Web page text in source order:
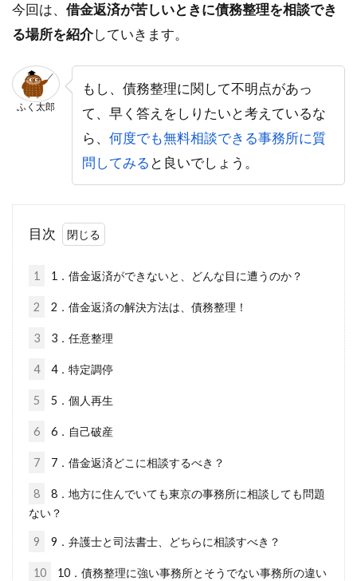
今回は、 借金返済が苦しいときに債務整理を相談でき
る場所を紹介していきます。
ふく太郎
もし、債務整理に関して不明点があっ
て、早く答えをしりたいと考えているな
ら、 何度でも無料相談できる事務所に質
問してみる と良いでしょう。
目次
1 1．借金返済ができないと、どんな目に遭うのか？
2 2．借金返済の解決方法は、債務整理！
3 3．任意整理
4 4．特定調停
5 5．個人再生
6 6．自己破産
7 7．借金返済どこに相談するべき？
8
8．地方に住んでいても東京の事務所に相談しても問題
ない？
9 9．弁護士と司法書士、どちらに相談すべき？
10
10．債務整理に強い事務所とそうでない事務所の違い